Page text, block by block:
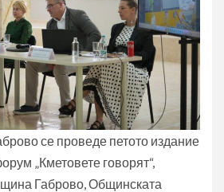
се проведе петото издание
„Кметовете говорят“,
Габрово, Общинската